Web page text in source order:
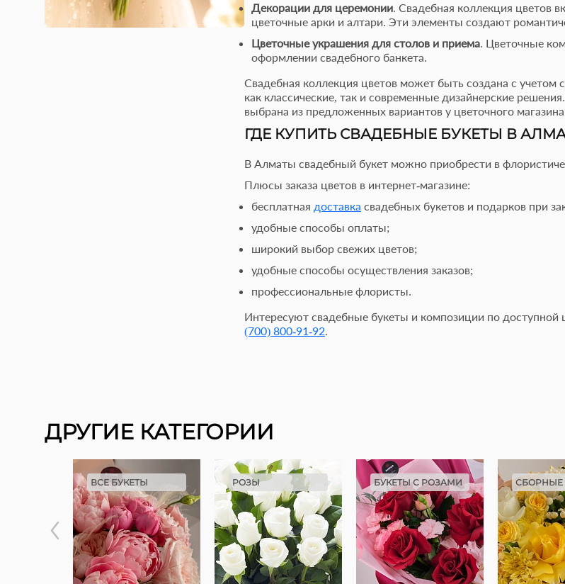
Декорации для церемонии. Свадебная коллекция цветов
цветочные арки и алтари. Эти элементы создают
Цветочные украшения для столов и приема. Цветочные
оформлении свадебного банкета.
Свадебная коллекция цветов может быть создана с
как классические, так и современные дизайнерские
выбрана из предложенных вариантов у цветочного
ГДЕ КУПИТЬ СВАДЕБНЫЕ БУКЕТЫ В
В Алматы свадебный букет можно приобрести в
Плюсы заказа цветов в интернет-магазине:
бесплатная доставка свадебных букетов и подарков при
удобные способы оплаты;
широкий выбор свежих цветов;
удобные способы осуществления заказов;
профессиональные флористы.
Интересуют свадебные букеты и композиции по доступной
(700) 800-91-92.
ДРУГИЕ КАТЕГОРИИ
ВСЕ БУКЕТЫ РОЗЫ БУКЕТЫ С РОЗАМИ СБОРНЫЕ